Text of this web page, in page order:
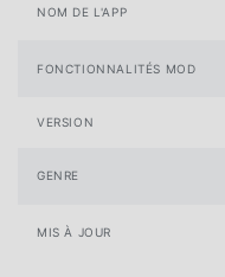
NOM DE L'APP
FONCTIONNALITÉS MOD
VERSION
GENRE
MIS À JOUR